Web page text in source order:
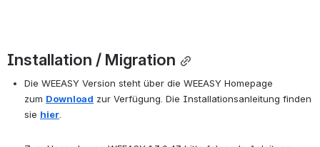
Installation / Migration
Die WEEASY Version steht über die WEEASY Homepage
zum Download zur Verfügung. Die Installationsanleitung finden
sie hier